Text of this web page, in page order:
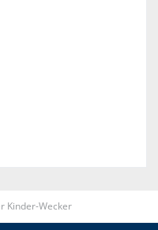
Kinder-Wecker